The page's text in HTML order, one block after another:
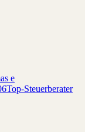
e
Top-Steuerberater